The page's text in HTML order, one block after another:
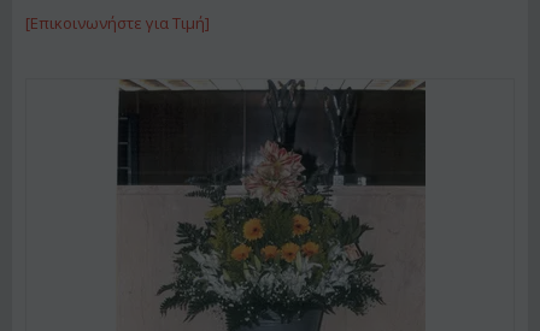
[Επικοινωνήστε για Τιμή]